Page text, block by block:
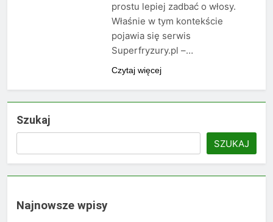
prostu lepiej zadbać o włosy.
Właśnie w tym kontekście
pojawia się serwis
Superfryzury.pl –…
Czytaj więcej
Szukaj
SZUKAJ
Najnowsze wpisy